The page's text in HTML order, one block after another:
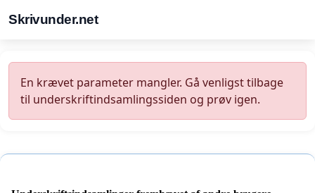
Skrivunder.net
En krævet parameter mangler. Gå venligst tilbage
til underskriftindsamlingssiden og prøv igen.